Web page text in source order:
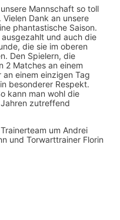
Mannschaft so toll
Dank an unsere
phantastische Saison.
und auch die
die sie im oberen
Den Spielern, die
2 Matches an einem
einem einzigen Tag
besonderer Respekt.
kann man wohl die
zutreffend
um Andrei
und Torwarttrainer Florin